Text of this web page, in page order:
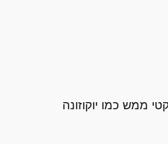
ממש כמו יוקוזונה